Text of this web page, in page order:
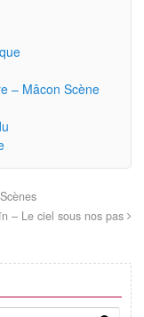
– Mâcon Scène
– Le ciel sous nos pas